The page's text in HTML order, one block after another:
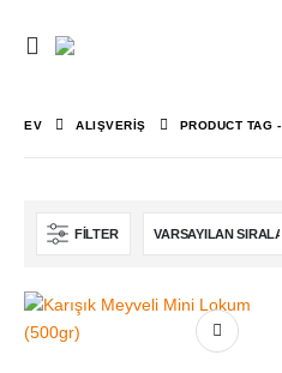
EV ALIŞVERIŞ PRODUCT TAG -
FILTER